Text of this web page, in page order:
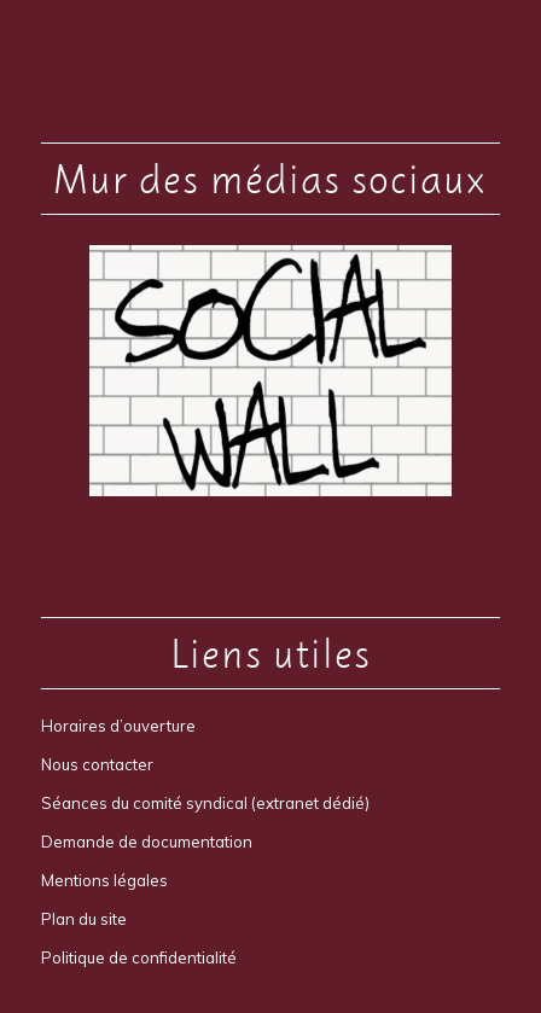
Mur des médias sociaux
Liens utiles
Horaires d’ouverture
Nous contacter
Séances du comité syndical (extranet dédié)
Demande de documentation
Mentions légales
Plan du site
Politique de confidentialité